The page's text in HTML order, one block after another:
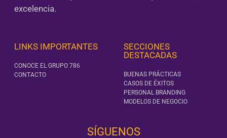
excelencia.
LINKS IMPORTANTES
CONOCE EL GRUPO 786
CONTACTO
SECCIONES
DESTACADAS
BUENAS PRÁCTICAS
CASOS DE ÉXITOS
PERSONAL BRANDING
MODELOS DE NEGOCIO
SÍGUENOS‎